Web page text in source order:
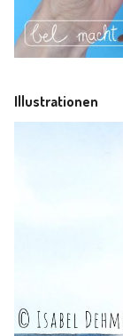
Illustrationen